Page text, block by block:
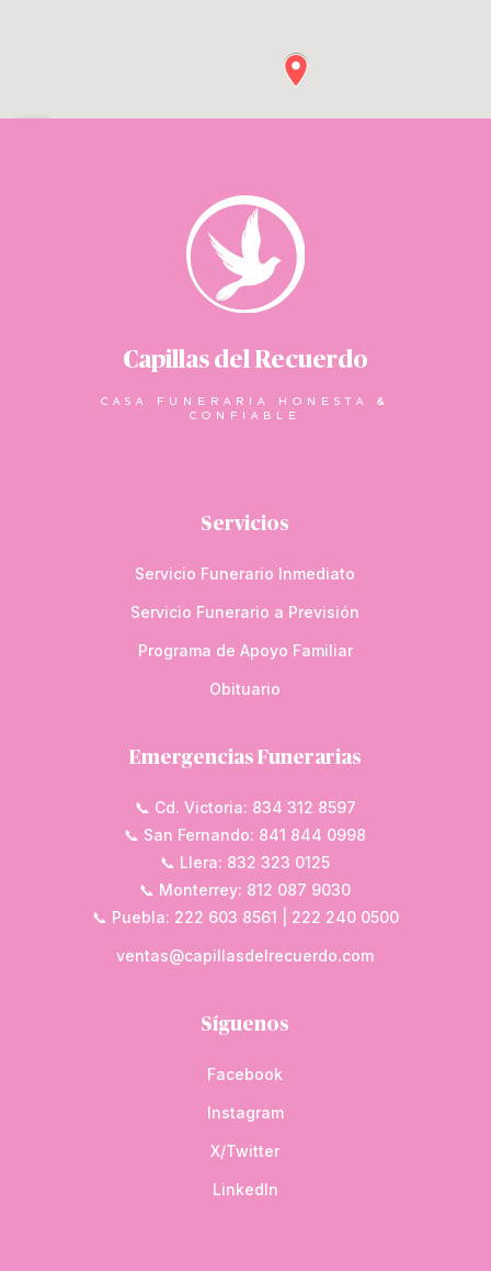
Capillas del Recuerdo
CASA FUNERARIA HONESTA &
CONFIABLE
Servicios
Servicio Funerario Inmediato
Servicio Funerario a Previsión
Programa de Apoyo Familiar
Obituario
Emergencias Funerarias
📞 Cd. Victoria: 834 312 8597
📞 San Fernando: 841 844 0998
📞 Llera: 832 323 0125
📞 Monterrey: 812 087 9030
📞 Puebla: 222 603 8561 | 222 240 0500
ventas@capillasdelrecuerdo.com
Síguenos
Facebook
Instagram
X/Twitter
LinkedIn